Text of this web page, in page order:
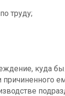
труду;
куда
причиненного